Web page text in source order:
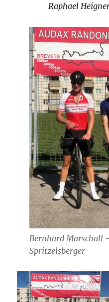
Raphael
Bernhard Marschall
Spritzelsberger